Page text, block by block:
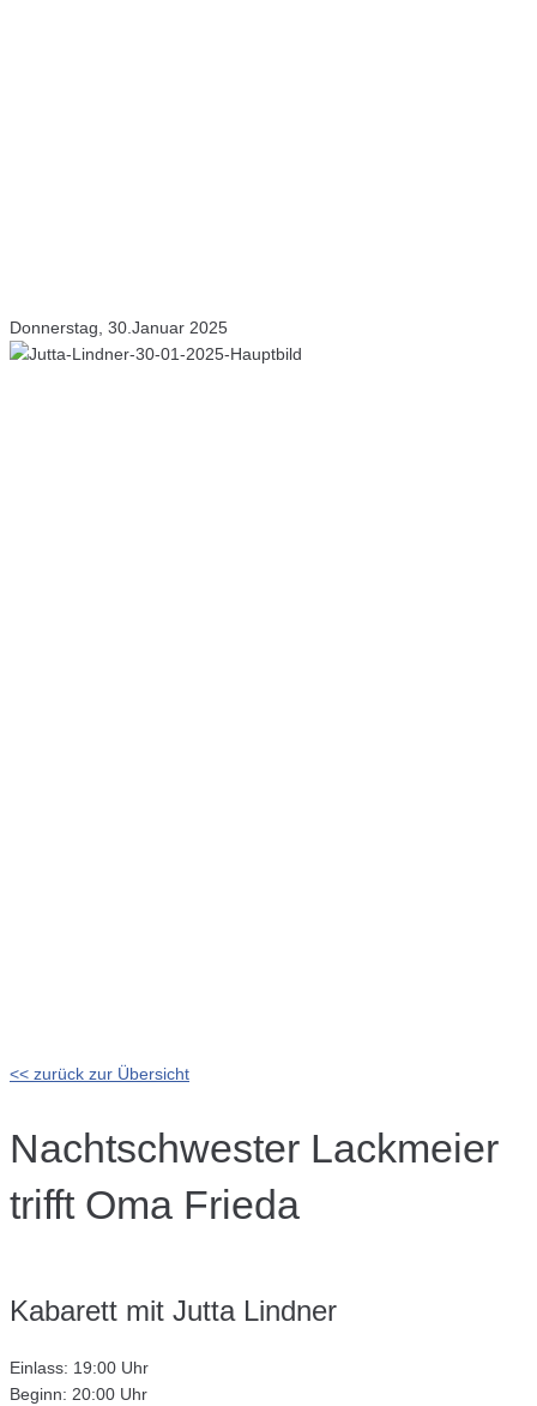
Donnerstag, 30.Januar 2025
<< zurück zur Übersicht
Nachtschwester Lackmeier
trifft Oma Frieda
Kabarett mit Jutta Lindner
Einlass: 19:00 Uhr
Beginn: 20:00 Uhr